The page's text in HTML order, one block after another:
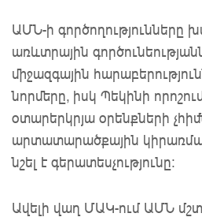
ԱՄՆ-ի գործողությունները
առևտրային
միջազգային
նորմերը, իսկ Պեկինի
օտարերկրյա օրենքների
արտատարածքային
նշել է գերատեսչությունը:
Ավելի վաղ ՄԱԿ-ում ԱՄՆ